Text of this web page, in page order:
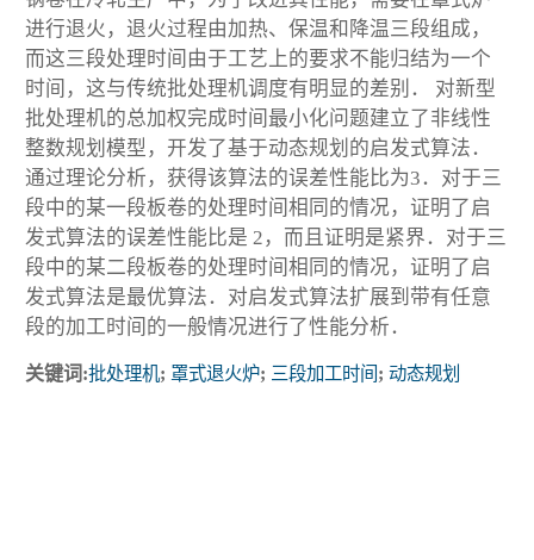
进行退火，退火过程由加热、保温和降温三段组成，
而这三段处理时间由于工艺上的要求不能归结为一个
时间，这与传统批处理机调度有明显的差别． 对新型
批处理机的总加权完成时间最小化问题建立了非线性
整数规划模型，开发了基于动态规划的启发式算法．
通过理论分析，获得该算法的误差性能比为3．对于三
段中的某一段板卷的处理时间相同的情况，证明了启
发式算法的误差性能比是 2，而且证明是紧界．对于三
段中的某二段板卷的处理时间相同的情况，证明了启
发式算法是最优算法．对启发式算法扩展到带有任意
段的加工时间的一般情况进行了性能分析．
关键词:批处理机; 罩式退火炉; 三段加工时间 ; 动态规划